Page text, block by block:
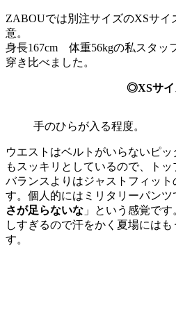
ZABOUでは別注サイズのXSサイ
意。
身長167cm 体重56kgの私スタッ
穿き比べました。
◎XSサイ
手のひらが入る程度。
ウエストはベルトがいらないピ
もスッキリとしているので、ト
バランスよりはジャストフィッ
す。個人的にはミリタリーパンツ
さが足らないな 」という感覚で
しすぎるので汗をかく夏場には
す。